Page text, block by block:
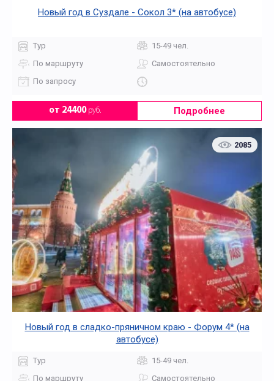
Новый год в Суздале - Сокол 3* (на автобусе)
Тур
15-49 чел.
По маршруту
Самостоятельно
По запросу
от 24400руб. Подробнее
2085
Новый год в сладко-пряничном краю - Форум 4* (на
автобусе)
Тур
15-49 чел.
По маршруту
Самостоятельно